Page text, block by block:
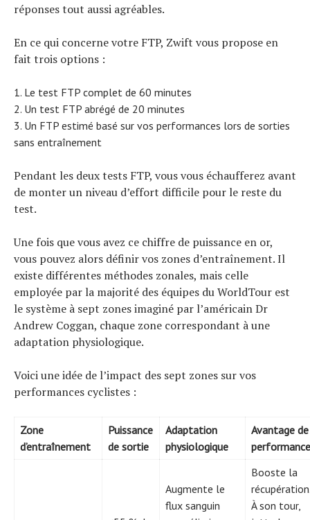
réponses tout aussi agréables.
En ce qui concerne votre FTP, Zwift vous propose en
fait trois options :
Le test FTP complet de 60 minutes
Un test FTP abrégé de 20 minutes
Un FTP estimé basé sur vos performances lors de sorties
sans entraînement
Pendant les deux tests FTP, vous vous échaufferez avant
de monter un niveau d’effort difficile pour le reste du
test.
Une fois que vous avez ce chiffre de puissance en or,
vous pouvez alors définir vos zones d’entraînement. Il
existe différentes méthodes zonales, mais celle
employée par la majorité des équipes du WorldTour est
le système à sept zones imaginé par l’américain Dr
Andrew Coggan, chaque zone correspondant à une
adaptation physiologique.
Voici une idée de l’impact des sept zones sur vos
performances cyclistes :
Zone
d’entraînement
Puissance
de sortie
Adaptation
physiologique
Avantage de
performance
Augmente le
flux sanguin
Booste la
À son tour,